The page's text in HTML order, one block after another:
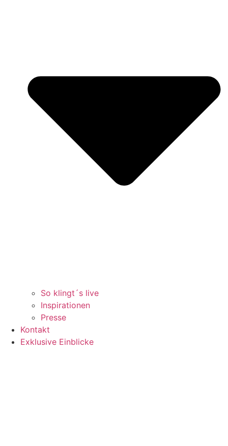
So klingt´s live
Inspirationen
Presse
Kontakt
Exklusive Einblicke